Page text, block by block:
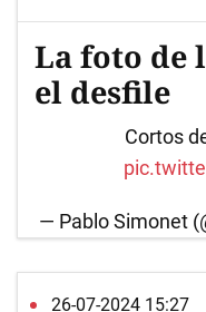
La foto de
el desfile
Cortos
— Pablo Simonet
26-07-2024 15:27